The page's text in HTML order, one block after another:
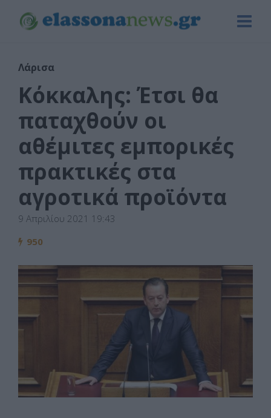
Λάρισα
Κόκκαλης: Έτσι θα
παταχθούν οι
αθέμιτες εμπορικές
πρακτικές στα
αγροτικά προϊόντα
9 Απριλίου 2021 19:43
950